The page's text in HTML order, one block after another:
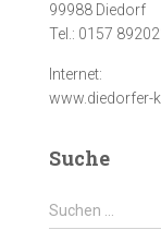
99988 Diedorf
Tel.: 0157
Internet:
www.diedorfer-
Suche
S
u
Suchen …